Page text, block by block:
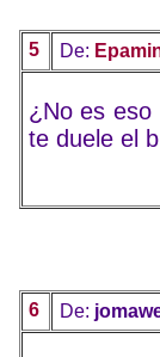
5 De:
¿No es eso
te duele el
6 De: